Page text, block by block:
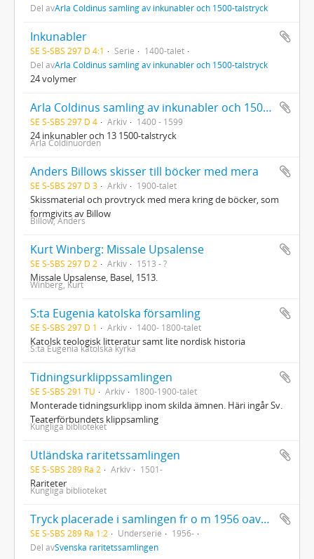
Del avArla Coldinus samling av inkunabler och 1500-talstryck
Inkunabler
SE S-SBS 297 D 4:1 Serie
1400-talet
Del avArla Coldinus samling av inkunabler och 1500-talstryck
24 volymer
Arla Coldinus samling av inkunabler och 1500-talstryck
SE S-SBS 297 D 4 Arkiv 1400 - 1599
24 inkunabler och 13 1500-talstryck
Arla Coldinuorden
Anders Billows skisser till böcker med mera
SE S-SBS 297 D 3 Arkiv 1900-talet
Skissmaterial och provtryck med mera kring de böcker, som
formgivits av Billow
Billow, Anders
Kurt Winberg: Missale Upsalense
SE S-SBS 297 D 2 Arkiv 1513 - ?
Missale Upsalense, Basel, 1513.
Winberg, Kurt
S:ta Eugenia katolska församling
SE S-SBS 297 D 1 Arkiv 1400- 1800-talet
Katolsk teologisk litteratur samt lite nordisk historia
S:ta Eugenia katolska kyrka
Tidningsurklippssamlingen
SE S-SBS 291 TU Arkiv 1800-1900-talet
Monterade tidningsurklipp inom skilda ämnen. Häri ingår Sv.
Teaterförbundets klippsamling
Kungliga biblioteket
Utländska raritetssamlingen
SE S-SBS 289 Ra 2 Arkiv 1501-
Rariteter
Kungliga biblioteket
Tryck placerade i samlingen fr o m 1956 oavsett tryckår
SE S-SBS 289 Ra 1:2 Underserie
1956-
Del avSvenska raritetssamlingen